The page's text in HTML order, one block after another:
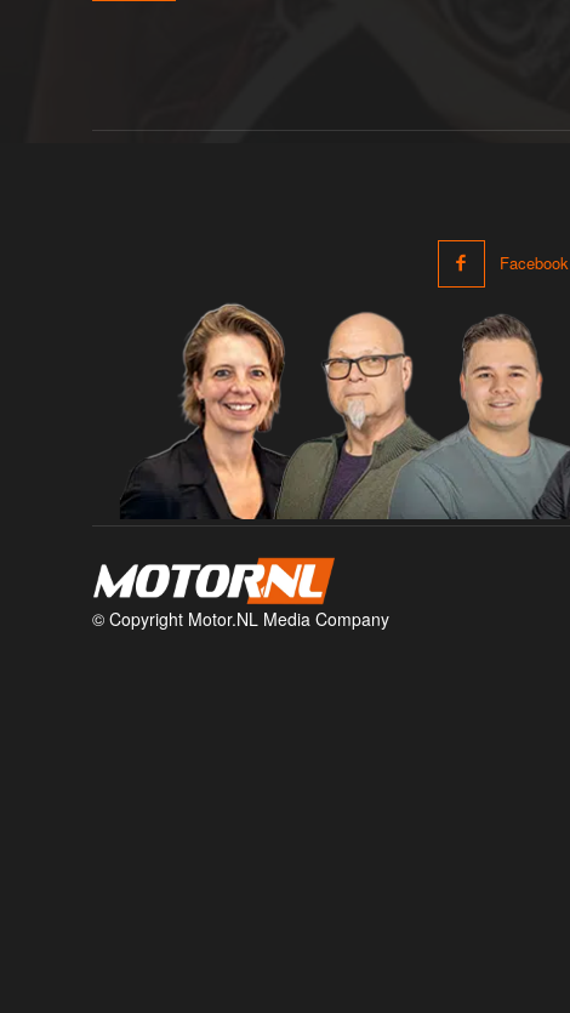
Facebook
© Copyright Motor.NL Media Company